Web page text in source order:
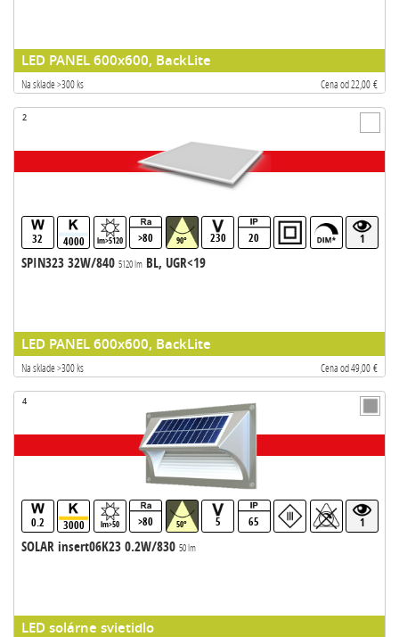
LED PANEL 600x600, BackLite
Na sklade >300 ks Cena od 22,00 €
2
32 4000 lm>5120 >80 90° 230 20 1
SPIN323 32W/840 5120 lmBL, UGR<19
LED PANEL 600x600, BackLite
Na sklade >300 ks Cena od 49,00 €
4
0.2 3000 lm>50 >80 50° 5 65 1
SOLAR insert06K23 0.2W/830 50 lm
LED solárne svietidlo